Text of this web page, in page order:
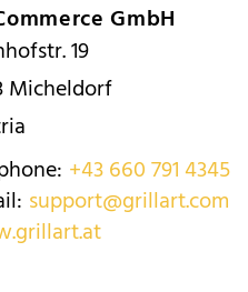
GmbH
19
Micheldorf
+43 660 791 4345
support@grillart.com